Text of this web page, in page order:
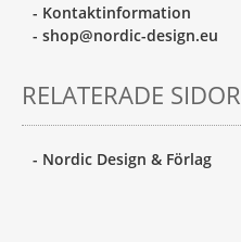
- Kontaktinformation
- shop@nordic-design.eu
RELATERADE SIDOR
- Nordic Design & Förlag